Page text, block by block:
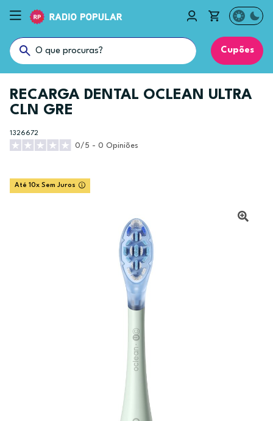
Cupões
RECARGA DENTAL OCLEAN ULTRA
CLN GRE
1326672
0/5 - 0 Opiniões
Até 10x Sem Juros